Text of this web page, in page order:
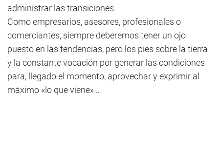
administrar las transiciones.
Como empresarios, asesores, profesionales o
comerciantes, siempre deberemos tener un ojo
puesto en las tendencias, pero los pies sobre la tierra
y la constante vocación por generar las condiciones
para, llegado el momento, aprovechar y exprimir al
máximo «lo que viene»…